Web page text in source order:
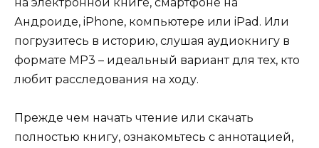
Андроиде, iPhone, компьютере или iPad. Или
погрузитесь в историю, слушая аудиокнигу в
формате MP3 – идеальный вариант для тех, кто
любит расследования на ходу.
Прежде чем начать чтение или скачать
полностью книгу, ознакомьтесь с аннотацией,